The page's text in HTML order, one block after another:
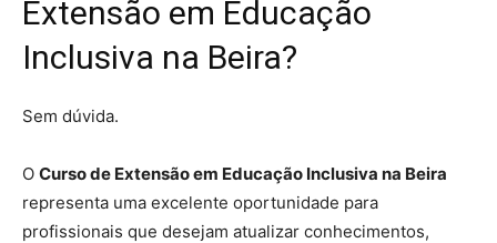
Extensão em Educação
Inclusiva na Beira?
Sem dúvida.
O Curso de Extensão em Educação Inclusiva na Beira
representa uma excelente oportunidade para
profissionais que desejam atualizar conhecimentos,